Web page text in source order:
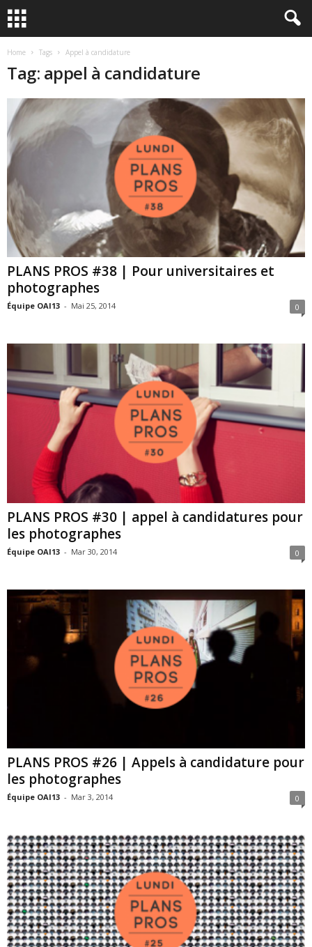
Home Tags Appel à candidature
Tag: appel à candidature
PLANS PROS #38 | Pour universitaires et
photographes
Équipe OAI13 - Mai 25, 2014 0
PLANS PROS #30 | appel à candidatures pour
les photographes
Équipe OAI13 - Mar 30, 2014 0
PLANS PROS #26 | Appels à candidature pour
les photographes
Équipe OAI13 - Mar 3, 2014 0